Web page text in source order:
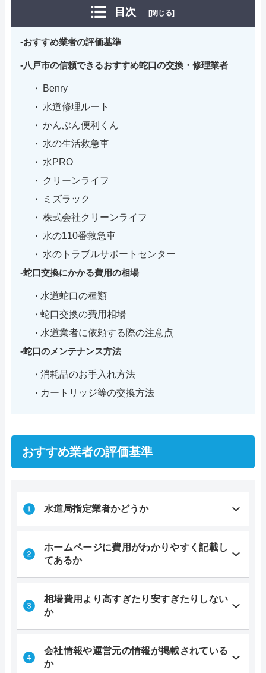
目次 [閉じる]
おすすめ業者の評価基準
八戸市の信頼できるおすすめ蛇口の交換・修理業者
Benry
水道修理ルート
かんぶん便利くん
水の生活救急車
水PRO
クリーンライフ
ミズラック
株式会社クリーンライフ
水の110番救急車
水のトラブルサポートセンター
蛇口交換にかかる費用の相場
水道蛇口の種類
蛇口交換の費用相場
水道業者に依頼する際の注意点
蛇口のメンテナンス方法
消耗品のお手入れ方法
カートリッジ等の交換方法
おすすめ業者の評価基準
水道局指定業者かどうか
ホームページに費用がわかりやすく記載し
てあるか
相場費用より高すぎたり安すぎたりしない
か
会社情報や運営元の情報が掲載されている
か